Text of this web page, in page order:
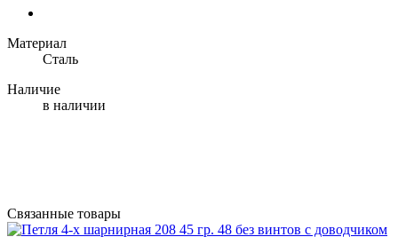
Материал
Сталь
Наличие
в наличии
Связанные товары